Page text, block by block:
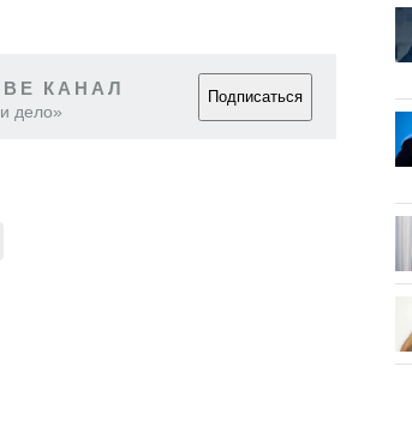
КАНАЛ
дело»
Подписаться